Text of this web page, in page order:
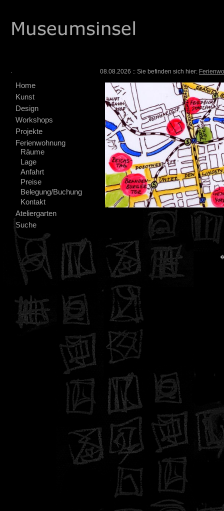
Home
Kunst
Design
Workshops
Projekte
Ferienwohnung
Räume
Lage
Anfahrt
Preise
Belegung/Buchung
Kontakt
Ateliergarten
Suche
08.08.2026 :: Sie befinden sich hier:
�